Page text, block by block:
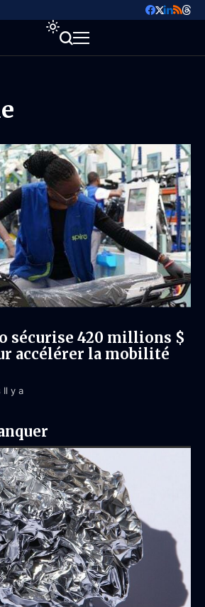
sécurise 420 millions $
accélérer la mobilité
Il y a